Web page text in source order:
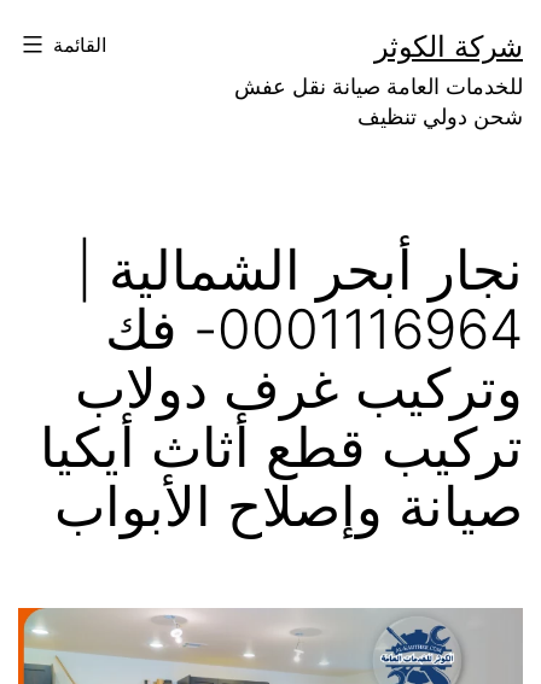
الكوثر
العامة صيانة نقل عفش
دولي تنظيف
القائمة
أبحر الشمالية |
0001116964- فك
غرف دولاب
قطع أثاث أيكيا
وإصلاح الأبواب